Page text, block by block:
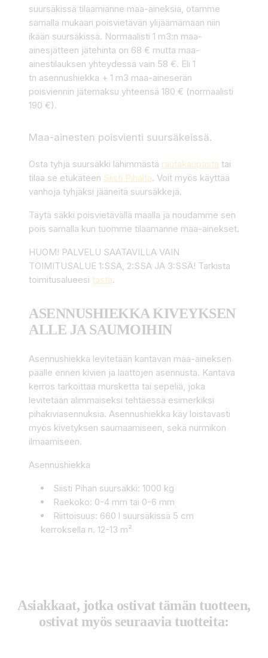
suursäkissä tilaamianne maa-aineksia, otamme
samalla mukaan poisvietävän ylijäämämaan niin
ikään suursäkissä. Normaalisti 1 m3:n maa-
ainesjätteen jätehinta on 68 € mutta maa-
ainestilauksen yhteydessä vain 58 €. Eli 1
tn asennushiekka + 1 m3 maa-aineserän
poisviennin jätemaksu yhteensä 180 € (normaalisti
190 €).
Maa-ainesten poisvienti suursäkeissä.
Osta tyhjä suursäkki lähimmästä rautakaupasta tai
tilaa se etukäteen Siisti Pihalta. Voit myös käyttää
vanhoja tyhjäksi jääneitä suursäkkejä.
Täytä säkki poisvietävällä maalla ja noudamme sen
pois samalla kun tuomme tilaamanne maa-ainekset.
HUOM! PALVELU SAATAVILLA VAIN
TOIMITUSALUE 1:SSÄ, 2:SSÄ JA 3:SSÄ! Tarkista
toimitusalueesi tästä.
ASENNUSHIEKKA KIVEYKSEN
ALLE JA SAUMOIHIN
Asennushiekka levitetään kantavan maa-aineksen
päälle ennen kivien ja laattojen asennusta. Kantava
kerros tarkoittaa mursketta tai sepeliä, joka
levitetään alimmaiseksi tehtäessä esimerkiksi
pihakiviasennuksia. Asennushiekka käy loistavasti
myös kivetyksen saumaamiseen, sekä nurmikon
ilmaamiseen.
Asennushiekka
Siisti Pihan suursäkki: 1000 kg
Raekoko: 0-4 mm tai 0-6 mm
Riittoisuus: 660 l suursäkissä 5 cm
kerroksella n. 12-13 m²
Asiakkaat, jotka ostivat tämän tuotteen,
ostivat myös seuraavia tuotteita: